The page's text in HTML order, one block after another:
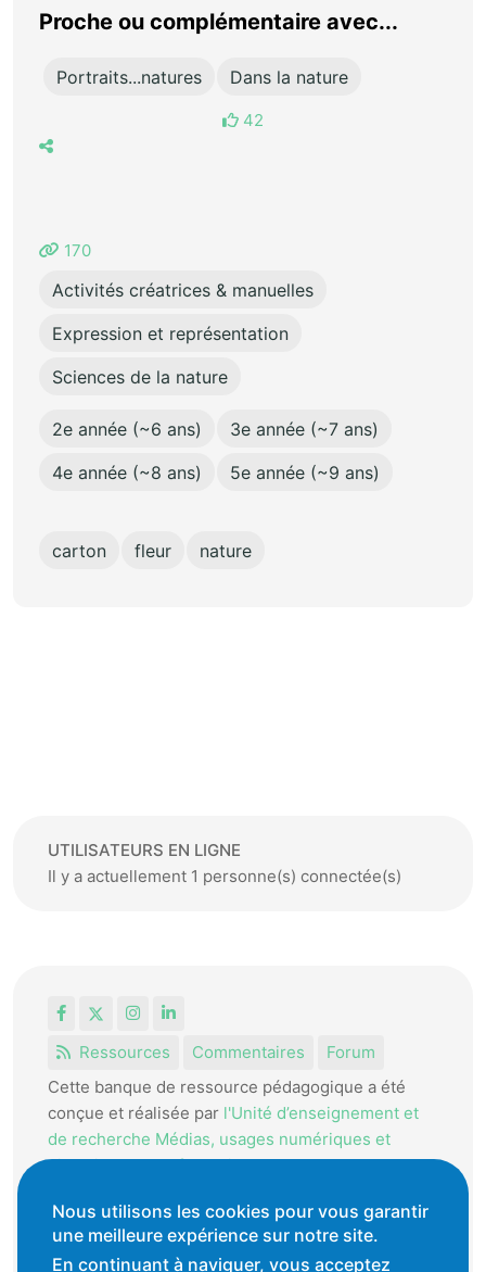
Proche ou complémentaire avec...
Portraits...natures Dans la nature
42
170
Activités créatrices & manuelles
Expression et représentation
Sciences de la nature
2e année (~6 ans)
3e année (~7 ans)
4e année (~8 ans)
5e année (~9 ans)
carton fleur nature
UTILISATEURS EN LIGNE
Il y a actuellement 1 personne(s) connectée(s)
FacebookInstagram
LinkedIn
Ressources
Commentaires
Forum
Cette banque de ressource pédagogique a été
conçue et réalisée par l'Unité d’enseignement et
de recherche Médias, usages numériques et
didactique de l’Informatique.
La HEP-VD met cet outil à disposition des
enseignantes et enseignants vaudois pour
favoriser l'échange de ressources pédagogiques.
Nous utilisons les cookies pour vous garantir
une meilleure expérience sur notre site.
En continuant à naviguer, vous acceptez